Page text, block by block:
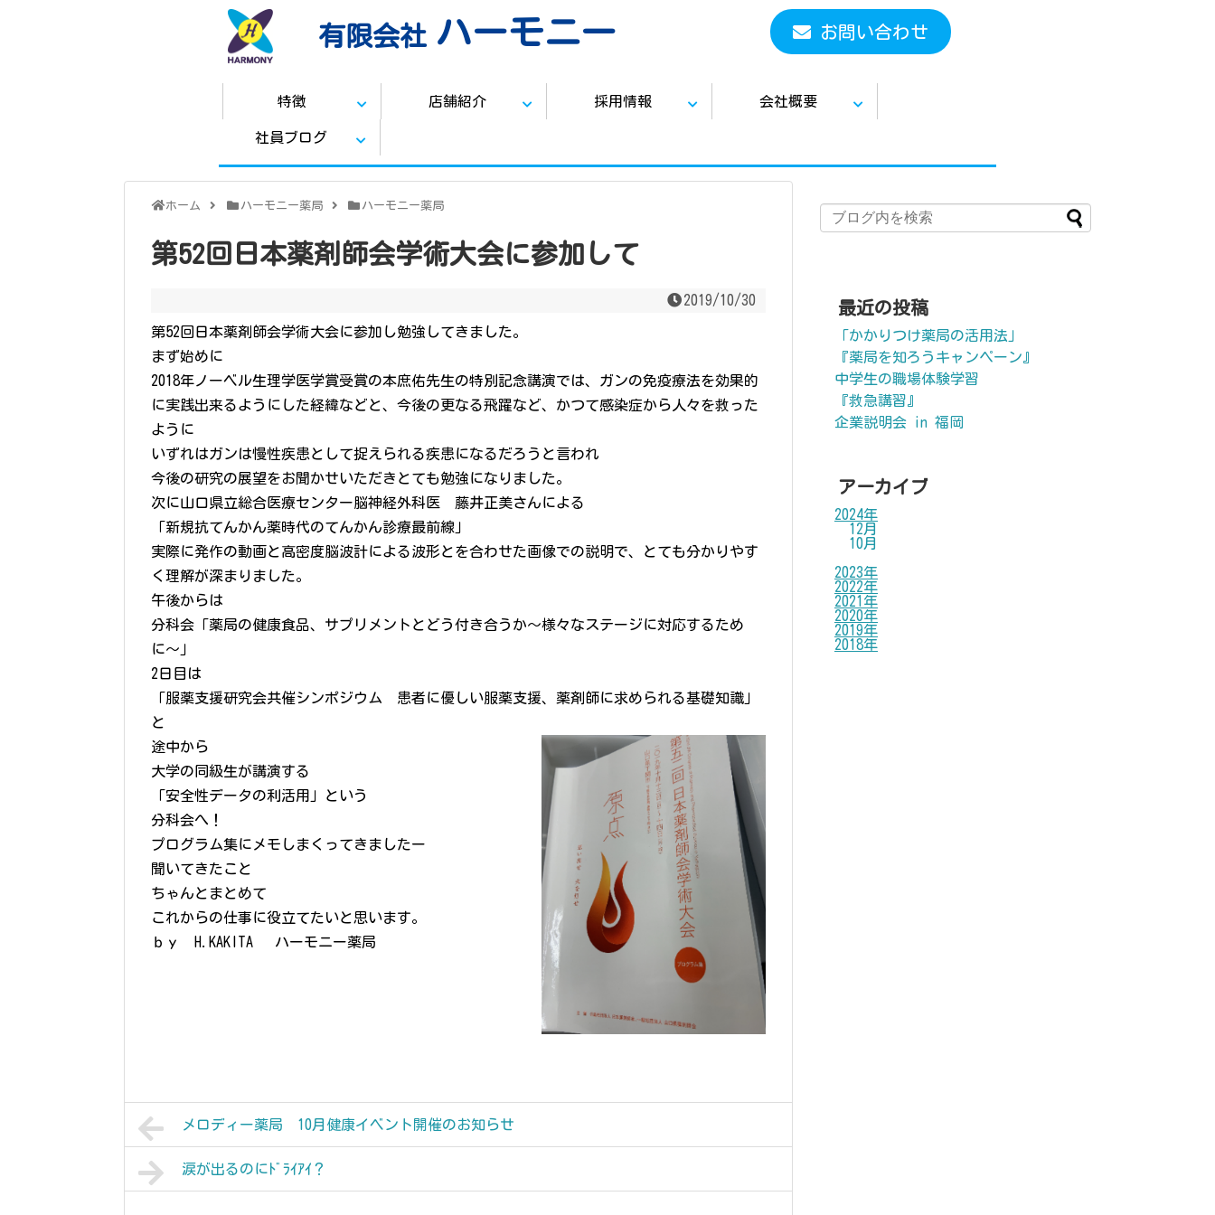
有限会社 ハーモニー お問い合わせ
特徴 店舗紹介 採用情報 会社概要
社員ブログ
ホーム ハーモニー薬局 ハーモニー薬局
第52回日本薬剤師会学術大会に参加して
2019/10/30
第52回日本薬剤師会学術大会に参加し勉強してきました。
まず始めに
2018年ノーベル生理学医学賞受賞の本庶佑先生の特別記念講演では、ガンの免疫療法を効果的
に実践出来るようにした経緯などと、今後の更なる飛躍など、かつて感染症から人々を救った
ように
いずれはガンは慢性疾患として捉えられる疾患になるだろうと言われ
今後の研究の展望をお聞かせいただきとても勉強になりました。
次に山口県立総合医療センター脳神経外科医 藤井正美さんによる
「新規抗てんかん薬時代のてんかん診療最前線」
実際に発作の動画と高密度脳波計による波形とを合わせた画像での説明で、とても分かりやす
く理解が深まりました。
午後からは
分科会「薬局の健康食品、サプリメントとどう付き合うか〜様々なステージに対応するため
に〜」
2日目は
「服薬支援研究会共催シンポジウム 患者に優しい服薬支援、薬剤師に求められる基礎知識」
と
途中から
大学の同級生が講演する
「安全性データの利活用」という
分科会へ！
プログラム集にメモしまくってきましたー
聞いてきたこと
ちゃんとまとめて
これからの仕事に役立てたいと思います。
ｂｙ H.KAKITA ハーモニー薬局
メロディー薬局 10月健康イベント開催のお知らせ
涙が出るのにﾄﾞﾗｲｱｲ？
最近の投稿
「かかりつけ薬局の活用法」
『薬局を知ろうキャンペーン』
中学生の職場体験学習
『救急講習』
企業説明会 in 福岡
アーカイブ
2024年
12月
10月
2023年
2022年
2021年
2020年
2019年
2018年